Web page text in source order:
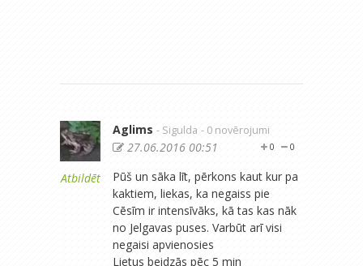
Atbildēt
Aglims - Sigulda - 0 novērojumi
0
0
27.06.2016 00:51
Pūš un sāka līt, pērkons kaut kur pa
kaktiem, liekas, ka negaiss pie
Cēsīm ir intensīvāks, kā tas kas nāk
no Jelgavas puses. Varbūt arī visi
negaisi apvienosies
Lietus beidzās pēc 5 min